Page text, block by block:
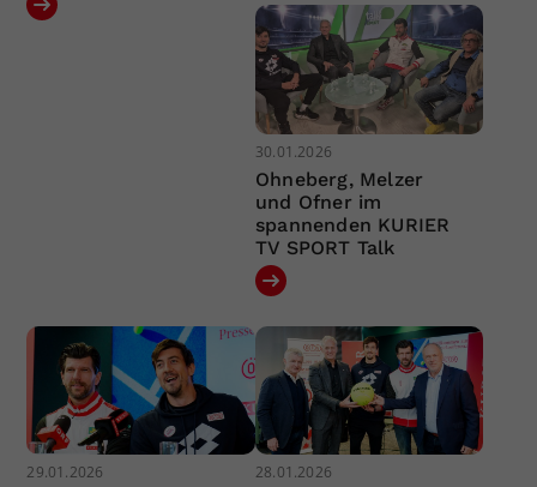
30.01.2026
Ohneberg, Melzer
und Ofner im
spannenden KURIER
TV SPORT Talk
29.01.2026 28.01.2026